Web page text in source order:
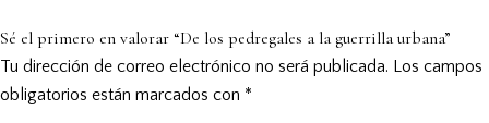
Sé el primero en valorar “De los pedregales a la guerrilla urbana”
Tu dirección de correo electrónico no será publicada. Los campos
obligatorios están marcados con *